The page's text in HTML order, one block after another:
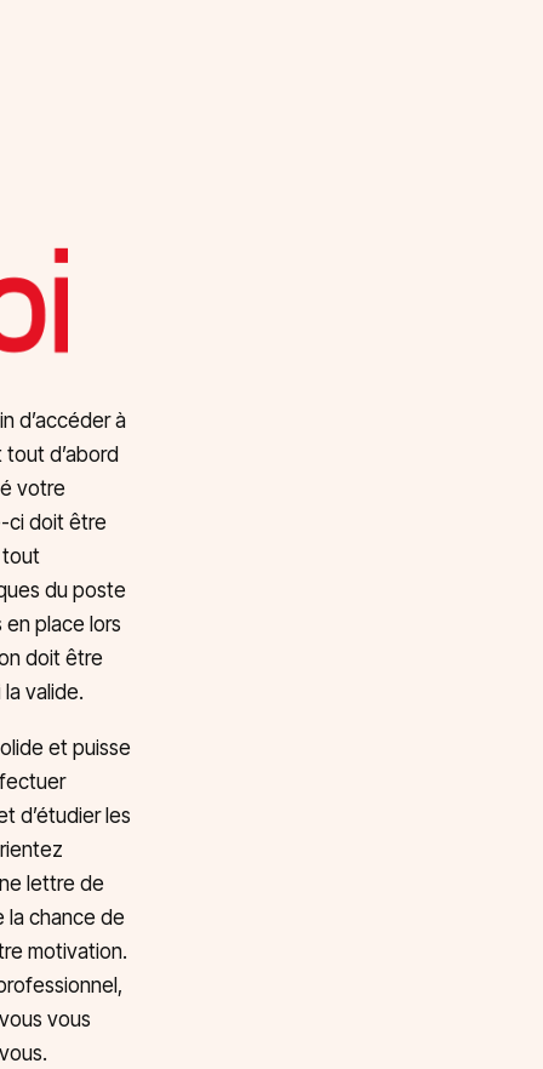
d’accéder à
d’abord
votre
ci doit être
tout
du poste
place lors
doit être
valide.
et puisse
d’étudier les
lettre de
la chance de
motivation.
vous